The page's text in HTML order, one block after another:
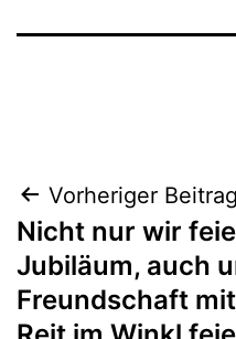
Vorheriger Beitrag
Nicht nur wir
Jubiläum, auch
Freundschaft